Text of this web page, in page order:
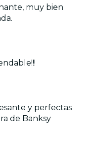
muy bien
y perfectas
de Banksy